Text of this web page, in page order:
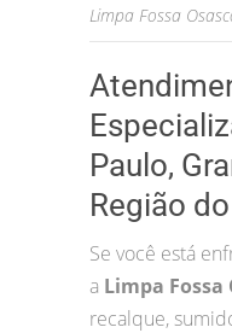
Limpa Fossa
Paulo,
Região
Se você está
a Limpa Fossa
recalque,